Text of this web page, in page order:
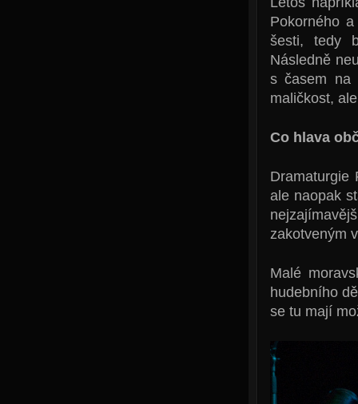
Pokorného
šesti, tedy
Následně
s časem na
maličkost,
Co hlava
Dramaturgie
ale naopak
zakotveným
Malé
hudebního
se tu mají